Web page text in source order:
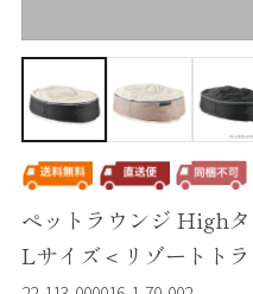
ペットラウンジ High
Lサイズ＜リゾートト